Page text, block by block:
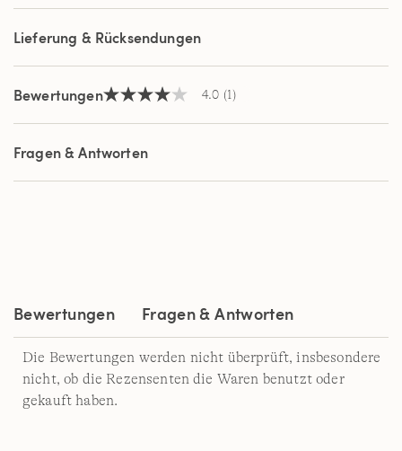
Lieferung & Rücksendungen
Bewertungen4.0
5
Sternen,
Durchschnittswert
Bewertung.
4.0 (1)
Fragen & Antworten
Bewertungen Fragen & Antworten
Die Bewertungen werden nicht überprüft, insbesondere
nicht, ob die Rezensenten die Waren benutzt oder
gekauft haben.